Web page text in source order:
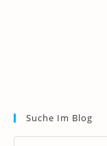
Suche Im Blog